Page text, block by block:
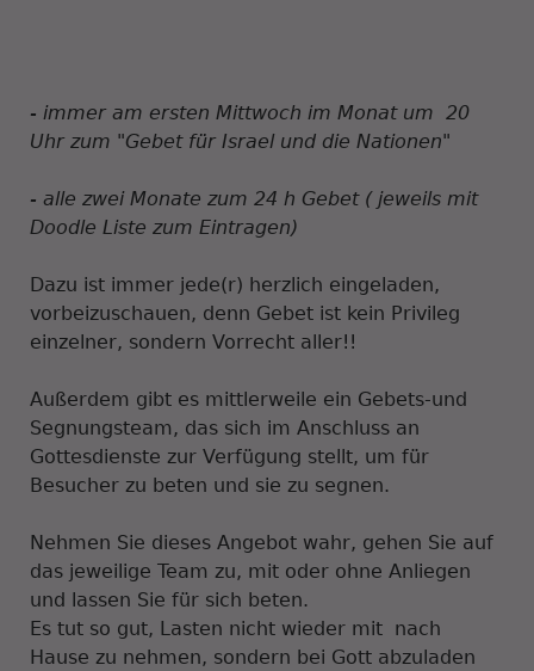
- immer am ersten Mittwoch im Monat um 20
Uhr zum "Gebet für Israel und die Nationen"
- alle zwei Monate zum 24 h Gebet ( jeweils mit
Doodle Liste zum Eintragen)
Dazu ist immer jede(r) herzlich eingeladen,
vorbeizuschauen, denn Gebet ist kein Privileg
einzelner, sondern Vorrecht aller!!
Außerdem gibt es mittlerweile ein Gebets-und
Segnungsteam, das sich im Anschluss an
Gottesdienste zur Verfügung stellt, um für
Besucher zu beten und sie zu segnen.
Nehmen Sie dieses Angebot wahr, gehen Sie auf
das jeweilige Team zu, mit oder ohne Anliegen
und lassen Sie für sich beten.
Es tut so gut, Lasten nicht wieder mit nach
Hause zu nehmen, sondern bei Gott abzuladen